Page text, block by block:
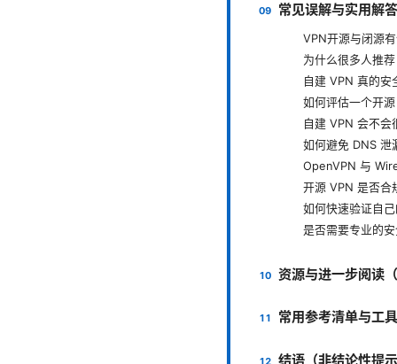
常见误解与实用解
VPN开源与闭源
为什么很多人推
自建 VPN 真的安
如何评估一个开
自建 VPN 会不会
如何避免 DNS 泄
OpenVPN 与
开源 VPN 是否合
如何快速验证自
是否需要专业的
资源与进一步阅读
常用参考清单与工
结语（非结论性提